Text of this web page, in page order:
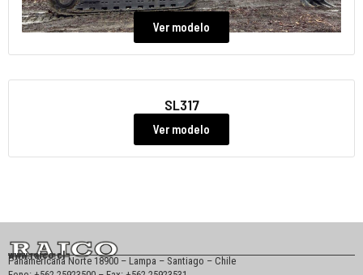
Ver modelo
SL317
Ver modelo
www.raico.cl
Panamericana Norte 18900 – Lampa – Santiago – Chile